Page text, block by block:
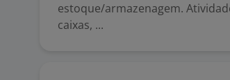
estoque/armazenagem.
caixas, ...